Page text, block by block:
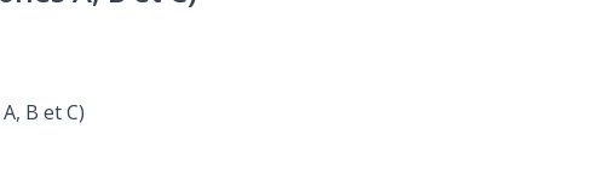
B et C)